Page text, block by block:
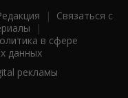
| Связаться с
|
в сфере
данных
рекламы